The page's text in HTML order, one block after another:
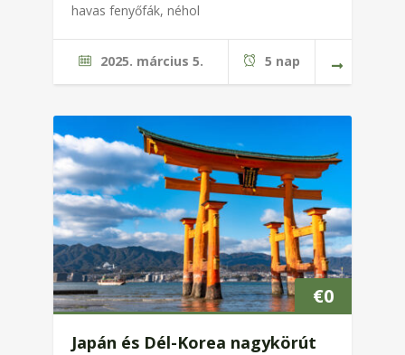
havas fenyőfák, néhol
2025. március 5. 5 nap
€0
Japán és Dél-Korea nagykörút